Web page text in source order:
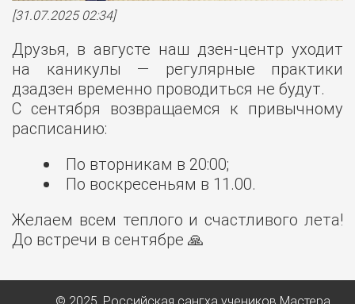
[31.07.2025 02:34]
Друзья, в августе наш дзен-центр уходит
на каникулы — регулярные практики
дзадзен временно проводиться не будут.
С сентября возвращаемся к привычному
расписанию:
По вторникам в 20:00;
По воскресеньям в 11.00.
Желаем всем теплого и счастливого лета!
До встречи в сентябре 🙏
© 2025, Российская сангха учеников Мастера